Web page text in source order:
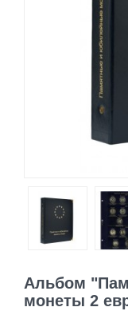
Альбом
монеты 2